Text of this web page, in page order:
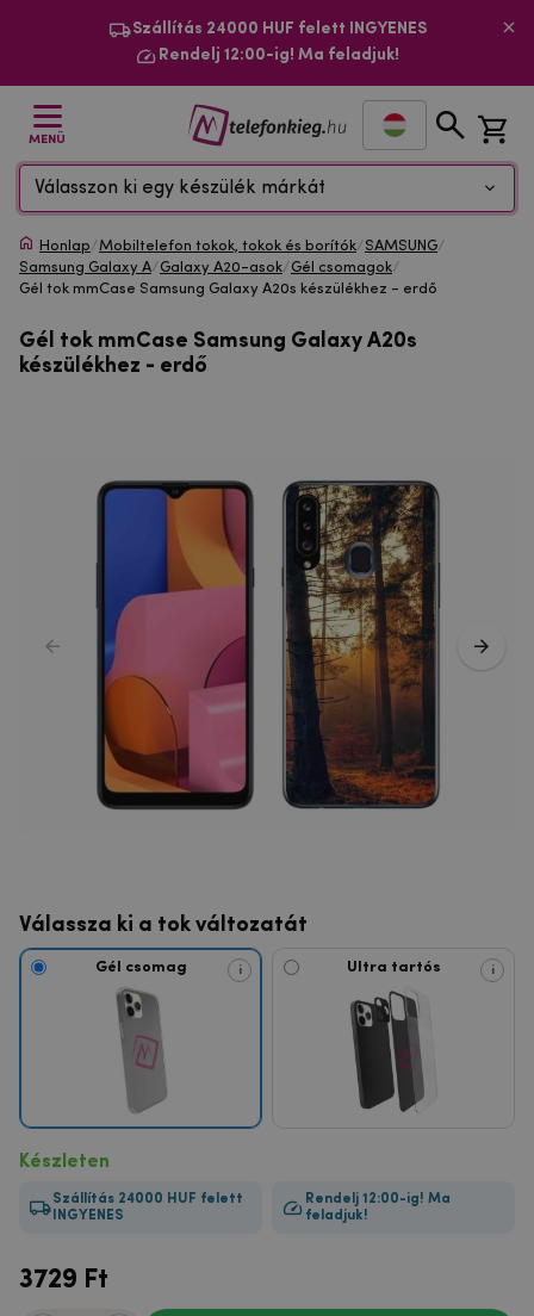
Szállítás 24000 HUF felett INGYENES
Rendelj 12:00-ig! Ma feladjuk!
MENÜ
Válasszon ki egy készülék márkát
Honlap/Mobiltelefon tokok, tokok és borítók/SAMSUNG/
Samsung Galaxy A/Galaxy A20-asok/Gél csomagok/
Gél tok mmCase Samsung Galaxy A20s készülékhez - erdő
Gél tok mmCase Samsung Galaxy A20s
készülékhez - erdő
Válassza ki a tok változatát
Gél csomag i Ultra tartós i
Készleten
Szállítás 24000 HUF felett
INGYENES
Rendelj 12:00-ig! Ma
feladjuk!
3729 Ft